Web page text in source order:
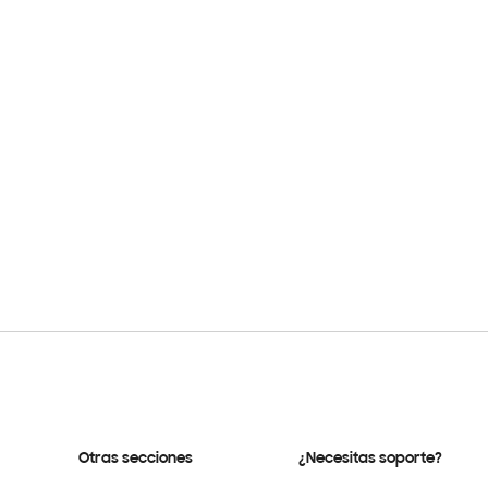
Otras secciones ¿Necesitas soporte?